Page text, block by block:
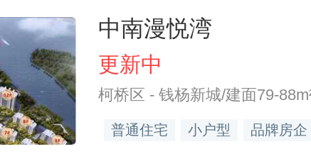
中南漫悦湾
更新中
柯桥区 - 钱杨新城/建面79-
普通住宅 小户型 品牌房企